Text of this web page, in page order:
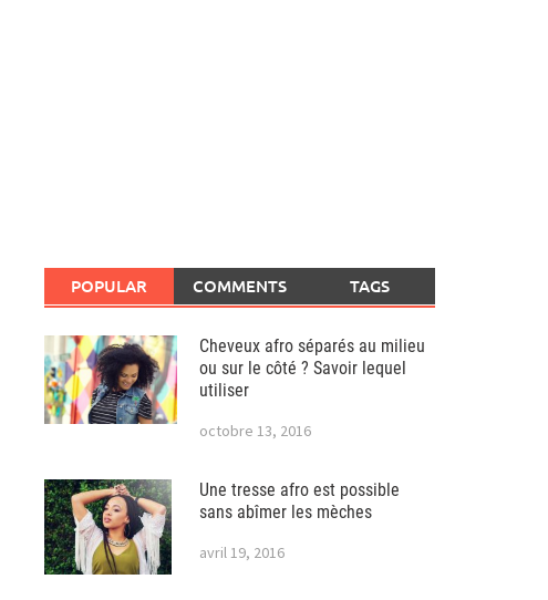
POPULAR COMMENTS TAGS
Cheveux afro séparés au milieu
ou sur le côté ? Savoir lequel
utiliser
octobre 13, 2016
Une tresse afro est possible
sans abîmer les mèches
avril 19, 2016